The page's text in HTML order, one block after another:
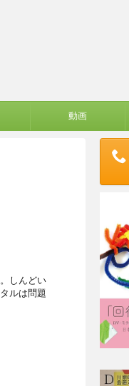
動画
しんどい
ルは問題